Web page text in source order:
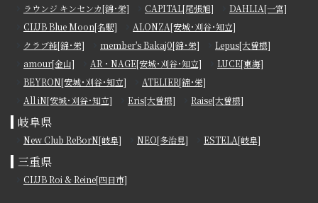
ラウンジ キンセンカ[錦･栄]
CAPITAL[尾張旭]
DAHLIA[一宮]
CLUB Blue Moon[名駅]
ALONZA[安城･刈谷･知立]
クラブ純[錦･栄]
member's Bakaj0[錦･栄]
Lepus[大曽根]
amour[金山]
AR・NAGE[安城･刈谷･知立]
LUCE[東海]
BEYRON[安城･刈谷･知立]
ATELIER[錦･栄]
All iN[安城･刈谷･知立]
Eris[大曽根] Raise[大曽根]
岐阜県
New Club ReBorN[岐阜] NEO[多治見] ESTELA[岐阜]
三重県
CLUB Roi & Reine[四日市]